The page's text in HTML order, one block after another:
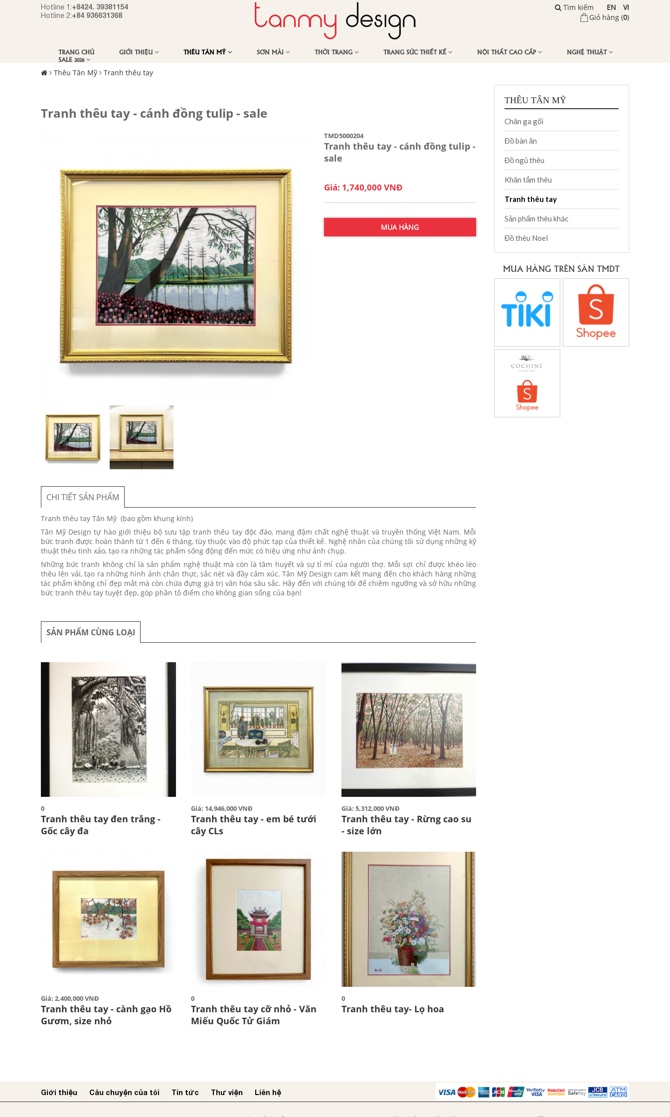
Hotline 1:+8424. 39381154
Hotline 2:+84 936631368 Giỏ hàng (0)
VI
EN
Tìm kiếm
TRANG CHỦ GIỚI THIỆU THÊU TÂN MỸ SƠN MÀI THỜI TRANG TRANG SỨC THIẾT KẾ NỘI THẤT CAO CẤP
NGHỆ THUẬT
SALE 2026
Thêu Tân Mỹ Tranh thêu tay
Tranh thêu tay - cánh đồng tulip - sale
TMD5000204
Tranh thêu tay - cánh đồng tulip -
sale
Giá: 1,740,000 VNĐ
MUA HÀNG
CHI TIẾT SẢN PHẨM
Tranh thêu tay Tân Mỹ (bao gồm khung kính)
Tân Mỹ Design tự hào giới thiệu bộ sưu tập tranh thêu tay độc đáo, mang đậm chất nghệ thuật và truyền thống Việt Nam. Mỗi
bức tranh được hoàn thành từ 1 đến 6 tháng, tùy thuộc vào độ phức tạp của thiết kế. Nghệ nhân của chúng tôi sử dụng những kỹ
thuật thêu tinh xảo, tạo ra những tác phẩm sống động đến mức có hiệu ứng như ảnh chụp.
Những bức tranh không chỉ là sản phẩm nghệ thuật mà còn là tâm huyết và sự tỉ mỉ của người thợ. Mỗi sợi chỉ được khéo léo
thêu lên vải, tạo ra những hình ảnh chân thực, sắc nét và đầy cảm xúc. Tân Mỹ Design cam kết mang đến cho khách hàng những
tác phẩm không chỉ đẹp mắt mà còn chứa đựng giá trị văn hóa sâu sắc. Hãy đến với chúng tôi để chiêm ngưỡng và sở hữu những
bức tranh thêu tay tuyệt đẹp, góp phần tô điểm cho không gian sống của bạn!
SẢN PHẨM CÙNG LOẠI
0
Tranh thêu tay đen trắng -
Gốc cây đa
Giá: 14,946,000 VNĐ
Tranh thêu tay - em bé tưới
cây CLs
Giá: 5,312,000 VNĐ
Tranh thêu tay - Rừng cao su
- size lớn
Giá: 2,400,000 VNĐ
Tranh thêu tay - cành gạo Hồ
Gươm, size nhỏ
0
Tranh thêu tay cỡ nhỏ - Văn
Miếu Quốc Tử Giám
0
Tranh thêu tay- Lọ hoa
THÊU TÂN MỸ
Chăn ga gối
Đồ bàn ăn
Đồ ngủ thêu
Khăn tắm thêu
Tranh thêu tay
Sản phẩm thêu khác
Đồ thêu Noel
MUA HÀNG TRÊN SÀN TMDT
Giới thiệu Câu chuyện của tôi Tin tức Thư viện Liên hệ